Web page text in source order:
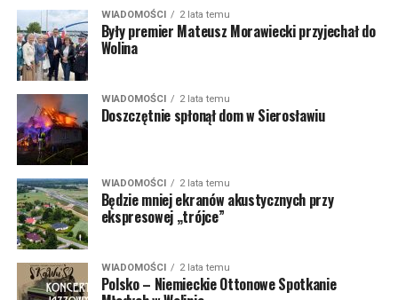
WIADOMOŚCI 2 lata temu
Były premier Mateusz Morawiecki przyjechał do
Wolina
WIADOMOŚCI 2 lata temu
Doszczętnie spłonął dom w Sierosławiu
WIADOMOŚCI 2 lata temu
Będzie mniej ekranów akustycznych przy
ekspresowej „trójce”
WIADOMOŚCI 2 lata temu
Polsko – Niemieckie Ottonowe Spotkanie